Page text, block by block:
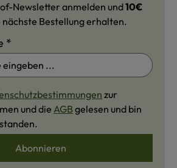
Newsletter anmelden und10€
nächste Bestellung erhalten.
*
zur
und die AGB gelesen und bin
Abonnieren